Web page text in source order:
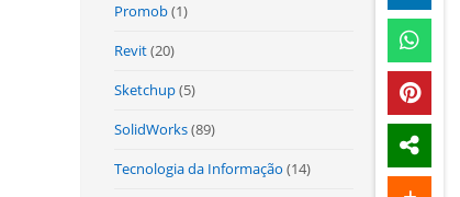
Promob(1)
Revit(20)
Sketchup(5)
SolidWorks(89)
Tecnologia da Informação (14)